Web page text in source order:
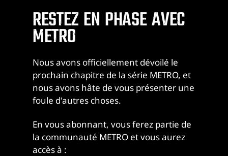
RESTEZ EN PHASE AVEC
METRO
Nous avons officiellement dévoilé le
prochain chapitre de la série METRO, et
nous avons hâte de vous présenter une
foule d'autres choses.
En vous abonnant, vous ferez partie de
la communauté METRO et vous aurez
accès à :